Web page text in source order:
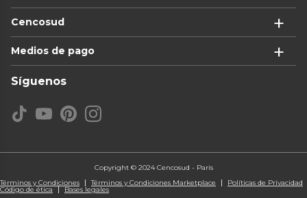
Cencosud
Medios de pago
Síguenos
Copyright © 2024 Cencosud - Paris
Términos y Condiciones
Términos y Condiciones Marketplace Políticas de Privacidad
Código de ética Bases legales